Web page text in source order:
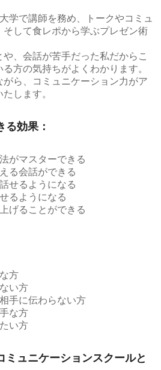
学で講師を務め、トークやコミュ
して食レポから学ぶプレゼン術
、会話が苦手だった私だからこ
方の気持ちがよくわかります。
ら、コミュニケーション力がア
します。
る効果：
がマスターできる
る会話ができる
せるようになる
るようになる
げることができる
方
い方
手に伝わらない方
な方
い方
ミュニケーションスクールと